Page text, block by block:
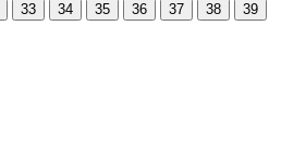
33 34 35 36 37 38 39